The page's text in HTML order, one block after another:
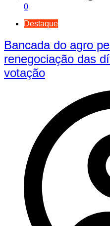
0
Destaque
Bancada do agro
renegociação das
votação